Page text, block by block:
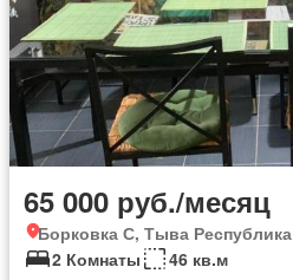
65 000 руб./месяц
Борковка С, Тыва Республика
2 Комнаты
46 кв.м